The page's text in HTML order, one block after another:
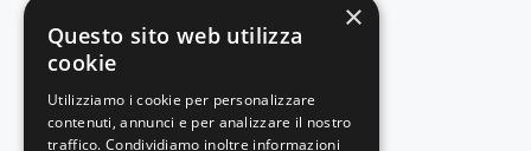
×
Questo sito web utilizza
cookie
Utilizziamo i cookie per personalizzare
contenuti, annunci e per analizzare il nostro
traffico. Condividiamo inoltre informazioni